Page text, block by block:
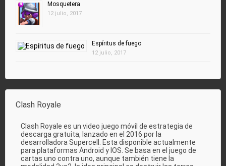
Mosquetera
12 julio, 2017
Espíritus de fuego
12 julio, 2017
Clash Royale
Clash Royale es un video juego móvil de estrategia de
descarga gratuita, lanzado en el 2016 por la
desarrolladora Supercell. Esta disponible actualmente
para plataformas Android y IOS. Se basa en el juego de
cartas uno contra uno, aunque también tiene la